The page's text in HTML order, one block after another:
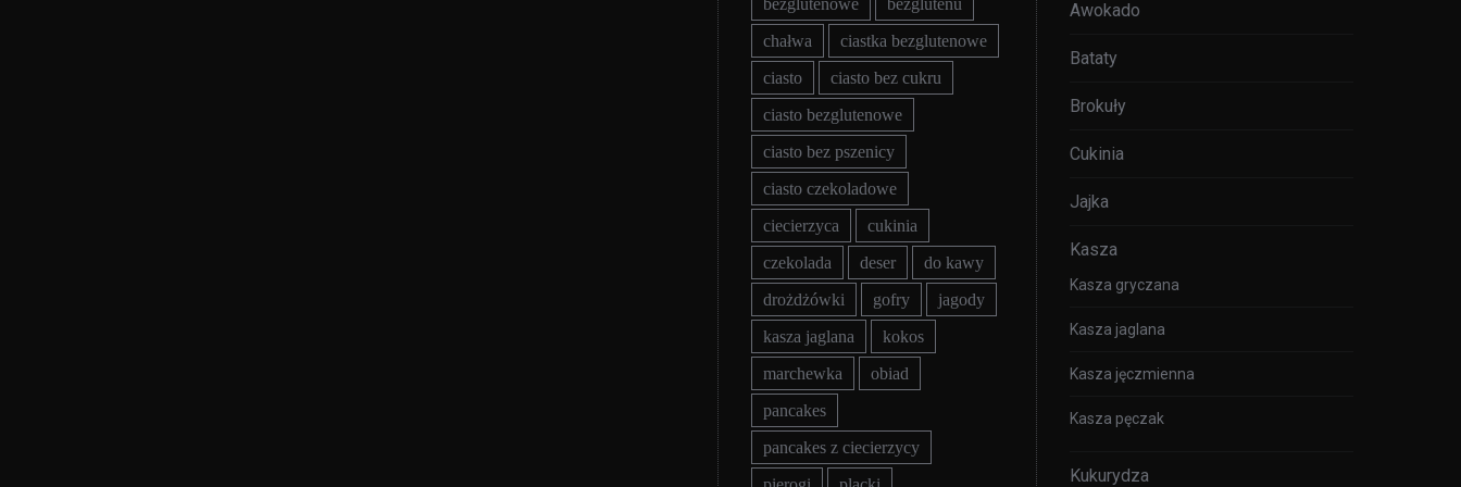
bezglutenowe
bezglutenu
chałwa
ciastka bezglutenowe
ciasto
ciasto bez cukru
ciasto bezglutenowe
ciasto bez pszenicy
ciasto czekoladowe
ciecierzyca
cukinia
czekolada
deser
do kawy
drożdżówki
gofry
jagody
kasza jaglana
kokos
marchewka
obiad
pancakes
pancakes z ciecierzycy
Awokado
Bataty
Brokuły
Cukinia
Jajka
Kasza
Kasza gryczana
Kasza jaglana
Kasza jęczmienna
Kasza pęczak
Kukurydza